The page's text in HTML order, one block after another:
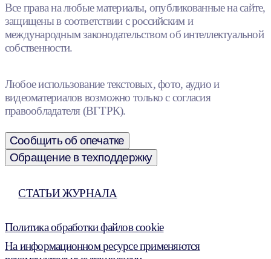
Все права на любые материалы, опубликованные на сайте,
защищены в соответствии с российским и
международным законодательством об интеллектуальной
собственности.
Любое использование текстовых, фото, аудио и
видеоматериалов возможно только с согласия
правообладателя (ВГТРК).
Сообщить об опечатке
Обращение в техподдержку
СТАТЬИ ЖУРНАЛА
Политика обработки файлов cookie
На информационном ресурсе применяются